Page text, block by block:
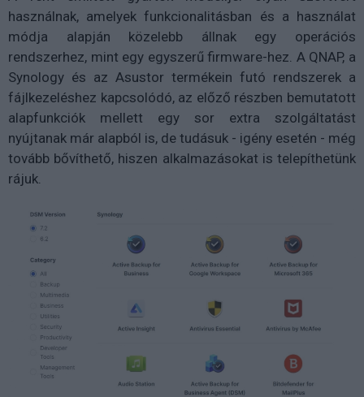
használnak, amelyek funkcionalitásban és a használat
módja alapján közelebb állnak egy operációs
rendszerhez, mint egy egyszerű firmware-hez. A QNAP, a
Synology és az Asustor termékein futó rendszerek a
fájlkezeléshez kapcsolódó, az előző részben bemutatott
alapfunkciók mellett egy sor extra szolgáltatást
nyújtanak már alapból is, de tudásuk - igény esetén - még
tovább bővíthető, hiszen alkalmazásokat is telepíthetünk
rájuk.